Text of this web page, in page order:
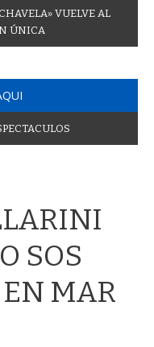
CHAVELA» VUELVE AL
ÚNICA
SOS
EN MAR